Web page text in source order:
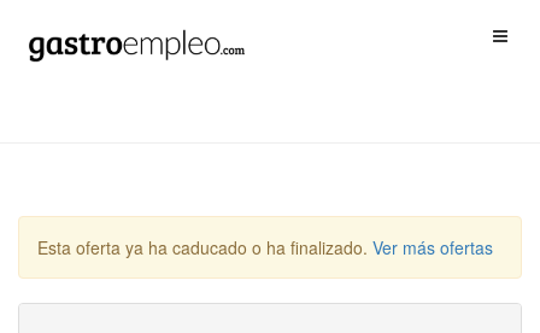
Esta oferta ya ha caducado o ha finalizado. Ver más ofertas